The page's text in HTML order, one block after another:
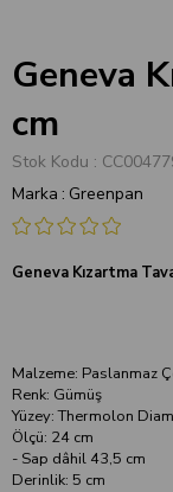
Geneva
cm
Stok Kodu
Marka : Greenpan
Geneva Kızartma
Malzeme: Paslanmaz
Renk: Gümüş
Yüzey: Thermolon
Ölçü: 24 cm
- Sap dâhil 43,5 cm
Derinlik: 5 cm